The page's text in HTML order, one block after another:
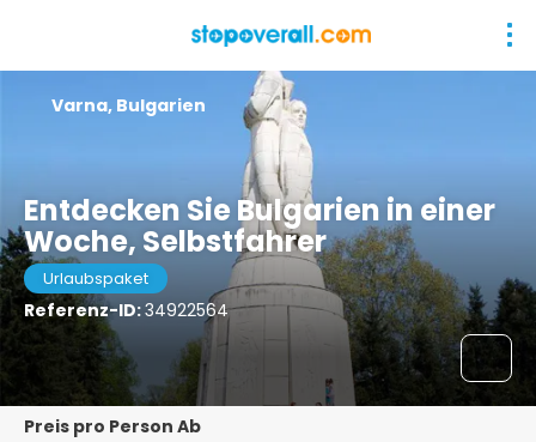
Entdecken Sie Bulgarien in einer
Woche, Selbstfahrer
Urlaubspaket
Referenz-ID:34922564
Varna, Bulgarien
Preis pro Person Ab